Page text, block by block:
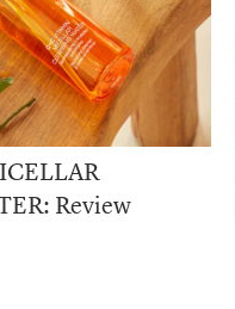
Review